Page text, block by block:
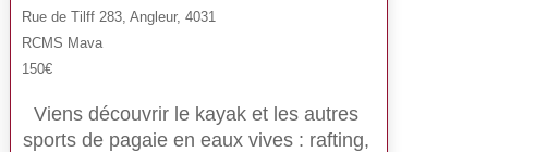
Rue de Tilff 283, Angleur, 4031
RCMS Mava
150€
Viens découvrir le kayak et les autres
sports de pagaie en eaux vives : rafting,